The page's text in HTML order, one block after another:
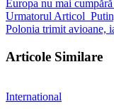
Europa nu mai
Urmatorul Articol
Polonia trimit avioane,
Articole Similare
International